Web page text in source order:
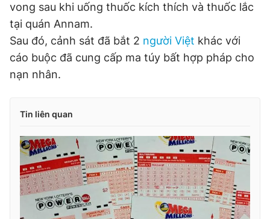
Giấy phép xuất bản số 110/GP - BTTTT cấp ngày 24.3.2020
© 2003-2026 Bản quyền thuộc về Báo Thanh Niên. Cấm sao
chép dưới mọi hình thức nếu không có sự chấp thuận bằng văn
bản. Phát triển bởi ePi Technologies, JSC.
vong sau khi uống thuốc kích thích và thuốc lắc
tại quán Annam.
Sau đó, cảnh sát đã bắt 2 người Việt khác với
cáo buộc đã cung cấp ma túy bất hợp pháp cho
nạn nhân.
Tin liên quan